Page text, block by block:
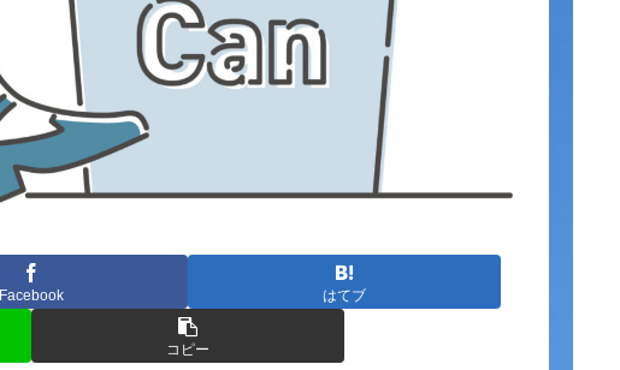
Facebook はてブ
コピー